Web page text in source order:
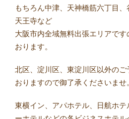
もちろん中津、天神橋筋六丁目、
天王寺など
大阪市内全域無料出張エリアで
おります。
北区、淀川区、東淀川区以外のご
おりますので御了承くださいませ
東横イン、アパホテル、日航ホ